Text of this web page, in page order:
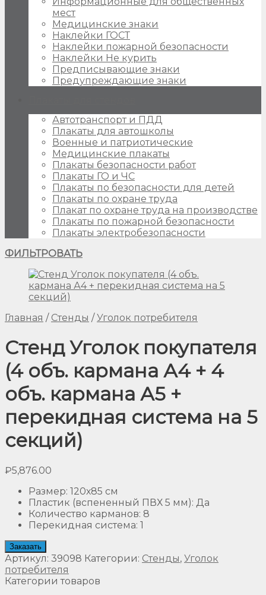
мест
Медицинские знаки
Наклейки ГОСТ
Наклейки пожарной безопасности
Наклейки Не курить
Предписывающие знаки
Предупреждающие знаки
Автотранспорт и ПДД
Плакаты для автошколы
Военные и патриотические
Медицинские плакаты
Плакаты безопасности работ
Плакаты ГО и ЧС
Плакаты по безопасности для детей
Плакаты по охране труда
Плакат по охране труда на производстве
Плакаты по пожарной безопасности
Плакаты электробезопасности
ФИЛЬТРОВАТЬ
Главная / Стенды / Уголок потребителя
Стенд Уголок покупателя
(4 объ. кармана А4 + 4
объ. кармана А5 +
перекидная система на 5
секций)
₽5,876.00
Размер: 120х85 см
Пластик (вспененный ПВХ 5 мм): Да
Количество карманов: 8
Перекидная система: 1
Заказать
Артикул: 39098 Категории: Стенды, Уголок
потребителя
Категории товаров